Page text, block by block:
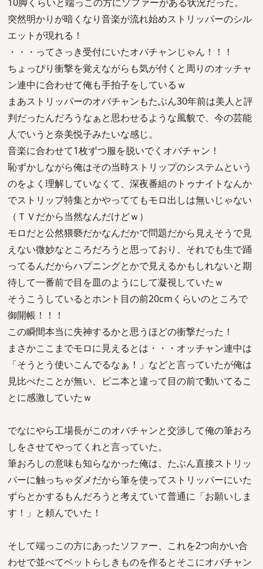
突然明かりが暗くなり音楽が流れ始めストリッパーのシル
エットが現れる！
・・・ってさっき受付にいたオバチャンじゃん！！！
ちょっぴり衝撃を覚えながらも気が付くと周りのオッチャ
ン連中に合わせて俺も手拍子をしているｗ
まあストリッパーのオバチャンもたぶん30年前は美人と評
判だったんだろうなぁと思わせるような風貌で、今の芸能
人でいうと奈美悦子みたいな感じ。
音楽に合わせて1枚ずつ服を脱いでくオバチャン！
恥ずかしながら俺はその当時ストリップのシステムという
のをよく理解していなくて、深夜番組のトゥナイトなんか
でストリップ特集とかやっててもモロ出しは無いじゃない
（ＴＶだから当然なんだけどｗ）
モロだと公然猥褻だかなんだかで問題だから見えそうで見
えない微妙なところだろうと思っており、それでも生で踊
ってるんだからハプニングとかで見えるかもしれないと期
待して一番前で目を皿のようにして凝視していたｗ
そうこうしているとホント目の前20cmくらいのところで
御開帳！！！
この瞬間本当に失神するかと思うほどの衝撃だった！
まさかここまでモロに見えるとは・・・オッチャン連中は
「そうとう使いこんでるなぁ！」などと言っていたが俺は
見比べたことが無い、ビニ本と違って目の前で動いてるこ
とに感激していたｗ
でなにやら工場長がこのオバチャンと交渉して俺の筆おろ
しをさせてやってくれと言っていた。
筆おろしの意味も知らなかった俺は、たぶん直接ストリッ
パーに触っちゃダメだから筆を使ってストリッパーにいた
ずらとかするもんだろうと考えていて普通に「お願いしま
す！」と頼んでいた！
そして端っこの方にあったソファー、これを2つ向かい合
わせで並べてベットらしきものを作るとそこにオバチャン